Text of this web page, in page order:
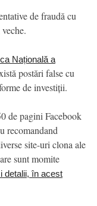
de fraudă cu
Națională a
postări false cu
de investiții.
de pagini Facebook
recomandand
site-uri clona ale
sunt momite
detalii, în acest